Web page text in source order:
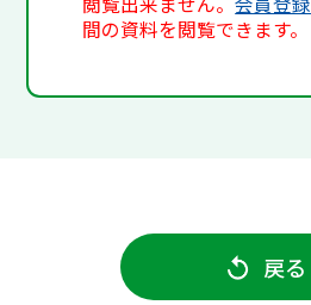
間の資料を閲覧できます。
戻る